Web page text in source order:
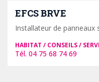
EFCS BRVE
Installateur de panneaux
HABITAT / CONSEILS /
04 75 68 74 69